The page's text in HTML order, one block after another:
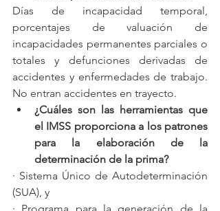
Días de incapacidad temporal,
porcentajes de valuación de
incapacidades permanentes parciales o
totales y defunciones derivadas de
accidentes y enfermedades de trabajo.
No entran accidentes en trayecto.
¿Cuáles son las herramientas que
el IMSS proporciona a los patrones
para la elaboración de la
determinación de la prima?
· Sistema Único de Autodeterminación
(SUA), y